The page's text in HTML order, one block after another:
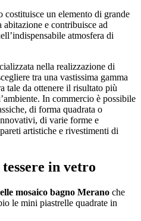
un elemento di grande
abitazione e contribuisce ad
atmosfera di
nella realizzazione di
tra una vastissima gamma
tale da ottenere il risultato più
In commercio è possibile
di forma quadrata o
di varie forme e
artistiche e rivestimenti di
in vetro
mosaico bagno Merano che
le mini piastrelle quadrate in